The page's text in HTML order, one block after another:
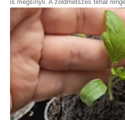
is megsínyli. A zöldmetszés tehát